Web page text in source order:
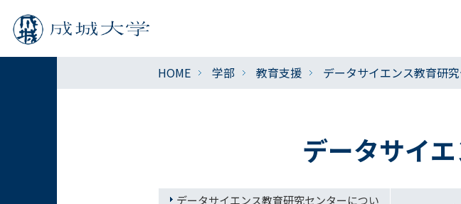
HOME 学部 教育支援 データサイエンス教育研
データサイ
データサイエンス教育研究センターについ